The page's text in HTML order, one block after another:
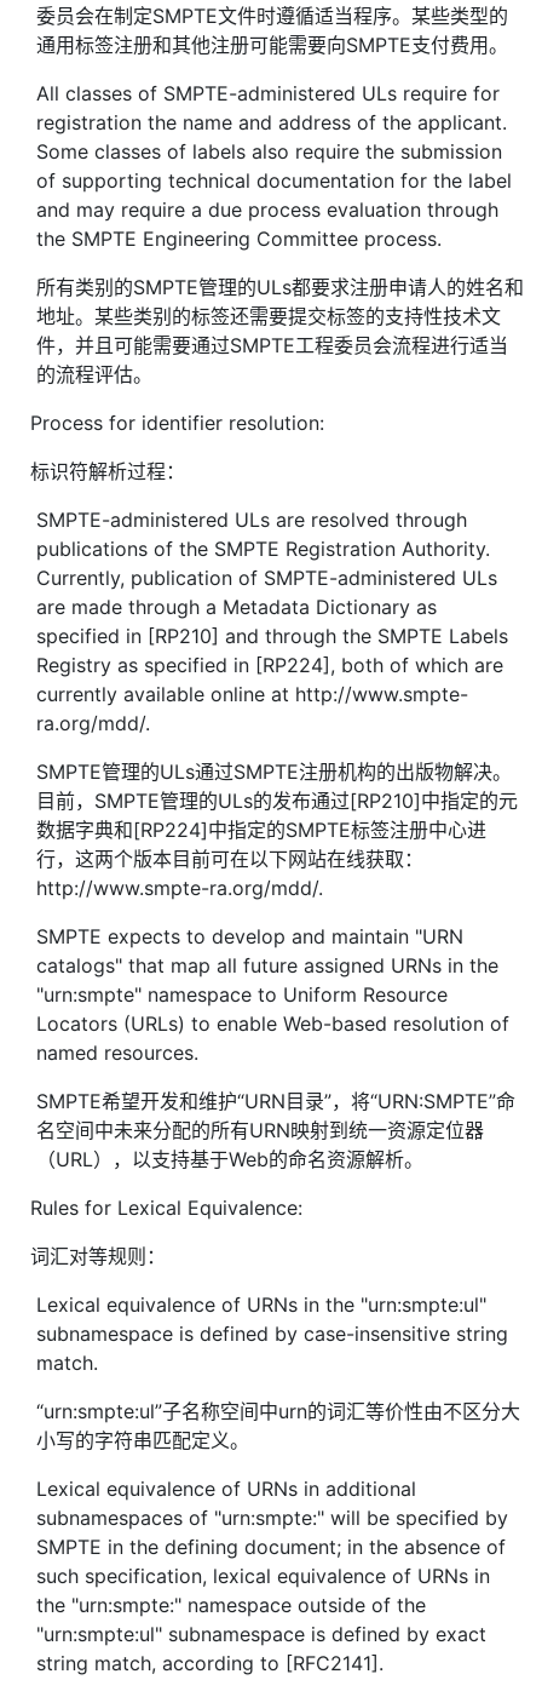
委员会在制定SMPTE文件时遵循适当程序。某些类型的
通用标签注册和其他注册可能需要向SMPTE支付费用。
All classes of SMPTE-administered ULs require for
registration the name and address of the applicant.
Some classes of labels also require the submission
of supporting technical documentation for the label
and may require a due process evaluation through
the SMPTE Engineering Committee process.
所有类别的SMPTE管理的ULs都要求注册申请人的姓名和
地址。某些类别的标签还需要提交标签的支持性技术文
件，并且可能需要通过SMPTE工程委员会流程进行适当
的流程评估。
Process for identifier resolution:
标识符解析过程：
SMPTE-administered ULs are resolved through
publications of the SMPTE Registration Authority.
Currently, publication of SMPTE-administered ULs
are made through a Metadata Dictionary as
specified in [RP210] and through the SMPTE Labels
Registry as specified in [RP224], both of which are
currently available online at http://www.smpte-
ra.org/mdd/.
SMPTE管理的ULs通过SMPTE注册机构的出版物解决。
目前，SMPTE管理的ULs的发布通过[RP210]中指定的元
数据字典和[RP224]中指定的SMPTE标签注册中心进
行，这两个版本目前可在以下网站在线获取：
http://www.smpte-ra.org/mdd/.
SMPTE expects to develop and maintain "URN
catalogs" that map all future assigned URNs in the
"urn:smpte" namespace to Uniform Resource
Locators (URLs) to enable Web-based resolution of
named resources.
SMPTE希望开发和维护“URN目录”，将“URN:SMPTE”命
名空间中未来分配的所有URN映射到统一资源定位器
（URL），以支持基于Web的命名资源解析。
Rules for Lexical Equivalence:
词汇对等规则：
Lexical equivalence of URNs in the "urn:smpte:ul"
subnamespace is defined by case-insensitive string
match.
“urn:smpte:ul”子名称空间中urn的词汇等价性由不区分大
小写的字符串匹配定义。
Lexical equivalence of URNs in additional
subnamespaces of "urn:smpte:" will be specified by
SMPTE in the defining document; in the absence of
such specification, lexical equivalence of URNs in
the "urn:smpte:" namespace outside of the
"urn:smpte:ul" subnamespace is defined by exact
string match, according to [RFC2141].